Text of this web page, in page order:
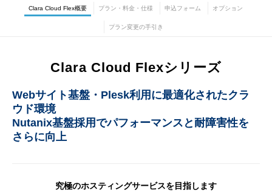
Clara Cloud Flex概要
プラン・料金・仕様 申込フォーム オプション
プラン変更の手引き
Clara Cloud Flexシリーズ
Webサイト基盤・Plesk利用に最適化されたクラ
ウド環境
Nutanix基盤採用でパフォーマンスと耐障害性を
さらに向上
究極のホスティングサービスを目指します